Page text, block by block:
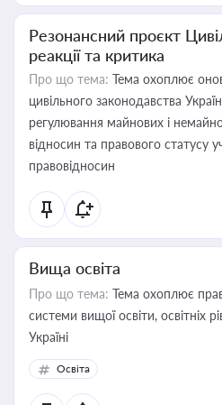
Резонансний проєкт
реакції та критика
Про що тема: Тема охоплює
цивільного законодавства
регулювання майнових і
відносин та правового статусу
правовідносин
Вища освіта
Про що тема: Тема охоплює
системи вищої освіти, освітніх
Україні
Освіта